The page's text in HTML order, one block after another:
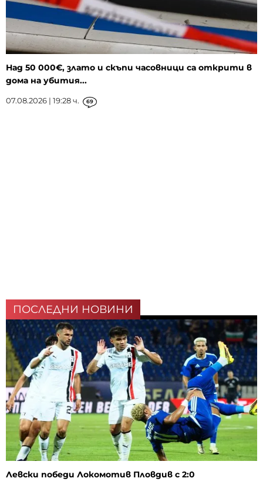
Над 50 000€, злато и скъпи часовници са открити в
дома на убития...
07.08.2026 | 19:28 ч. 69
ПОСЛЕДНИ НОВИНИ
Левски победи Локомотив Пловдив с 2:0